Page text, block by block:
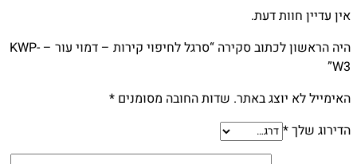
אין עדיין חוות דעת.
היה הראשון לכתוב סקירה “סרגל לחיפוי קירות – דמוי עור – KWP-
W3”
האימייל לא יוצג באתר. שדות החובה מסומנים *
הדירוג שלך*